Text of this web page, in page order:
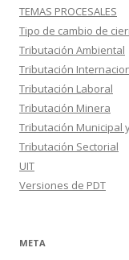
TEMAS PROCESALES
Tipo de cambio de
Tributación Ambiental
Tributación
Tributación Laboral
Tributación Minera
Tributación Municipal
Tributación Sectorial
UIT
Versiones de PDT
META